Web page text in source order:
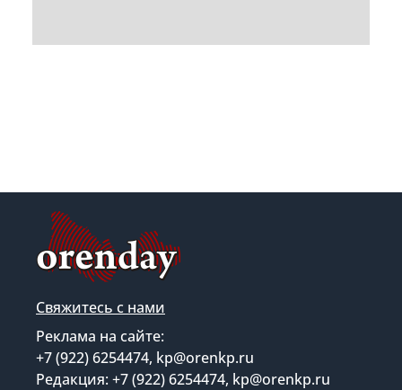
Свяжитесь с нами
Реклама на сайте:
+7 (922) 6254474, kp@orenkp.ru
Редакция: +7 (922) 6254474, kp@orenkp.ru